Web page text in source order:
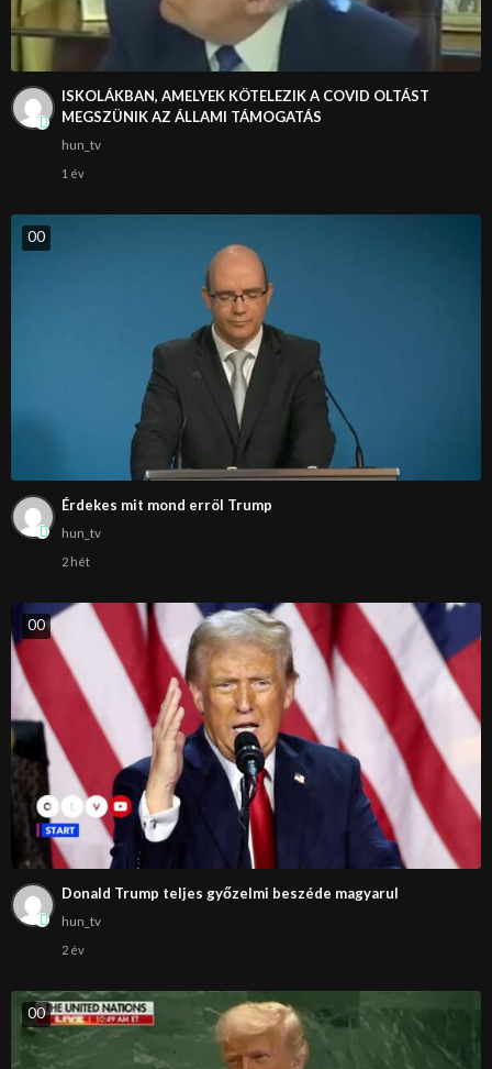
ISKOLÁKBAN, AMELYEK KÖTELEZIK A COVID OLTÁST
MEGSZÜNIK AZ ÁLLAMI TÁMOGATÁS
hun_tv
1 év
00
Érdekes mit mond erröl Trump
hun_tv
2 hét
00
Donald Trump teljes győzelmi beszéde magyarul
hun_tv
2 év
00